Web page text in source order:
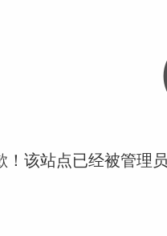
！该站点已经被管理